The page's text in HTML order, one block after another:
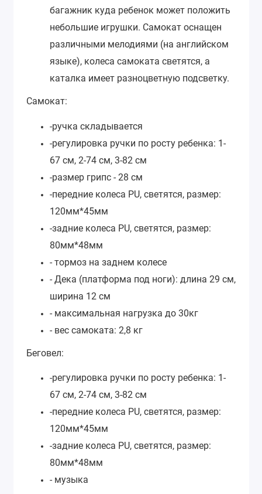
багажник куда ребенок может положить
небольшие игрушки. Самокат оснащен
различными мелодиями (на английском
языке), колеса самоката светятся, а
каталка имеет разноцветную подсветку.
Самокат:
-ручка складывается
-регулировка ручки по росту ребенка: 1-
67 см, 2-74 см, 3-82 см
-размер грипс - 28 см
-передние колеса PU, светятся, размер:
120мм*45мм
-задние колеса PU, светятся, размер:
80мм*48мм
- тормоз на заднем колесе
- Дека (платформа под ноги): длина 29 см,
ширина 12 см
- максимальная нагрузка до 30кг
- вес самоката: 2,8 кг
Беговел:
-регулировка ручки по росту ребенка: 1-
67 см, 2-74 см, 3-82 см
-передние колеса PU, светятся, размер:
120мм*45мм
-задние колеса PU, светятся, размер:
80мм*48мм
- музыка